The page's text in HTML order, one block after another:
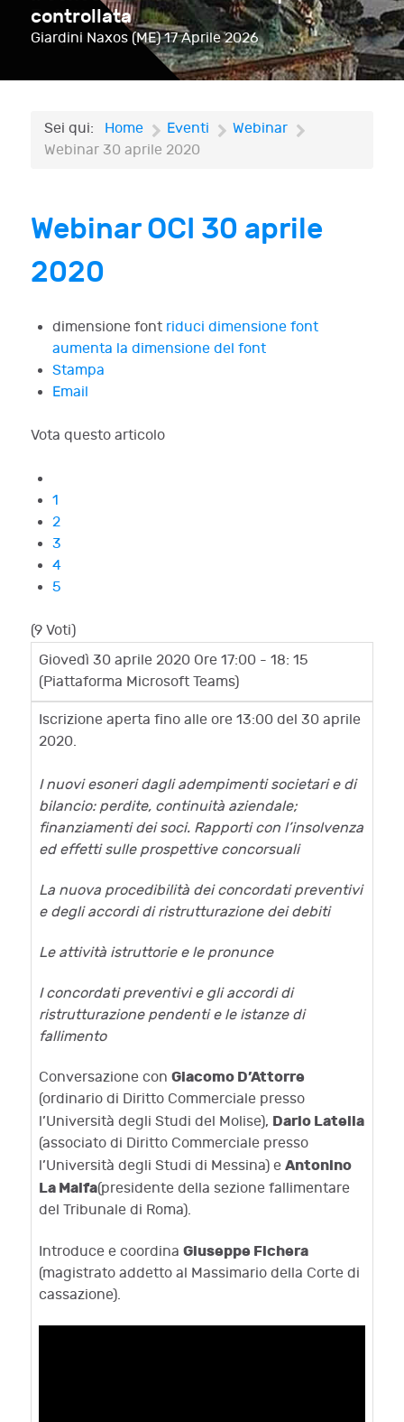
controllata
Giardini Naxos (ME) 17 Aprile 2026
Sei qui: Home Eventi
Webinar
Webinar 30 aprile 2020
Webinar OCI 30 aprile
2020
dimensione font riduci dimensione font
aumenta la dimensione del font
Stampa
Email
Vota questo articolo
1
2
3
4
5
(9 Voti)
Giovedì 30 aprile 2020 Ore 17:00 - 18: 15
(Piattaforma Microsoft Teams)
Iscrizione aperta fino alle ore 13:00 del 30 aprile
2020.
I nuovi esoneri dagli adempimenti societari e di
bilancio: perdite, continuità aziendale;
finanziamenti dei soci. Rapporti con l’insolvenza
ed effetti sulle prospettive concorsuali
La nuova procedibilità dei concordati preventivi
e degli accordi di ristrutturazione dei debiti
Le attività istruttorie e le pronunce
I concordati preventivi e gli accordi di
ristrutturazione pendenti e le istanze di
fallimento
Conversazione con Giacomo D’Attorre
(ordinario di Diritto Commerciale presso
l’Università degli Studi del Molise), Dario Latella
(associato di Diritto Commerciale presso
l’Università degli Studi di Messina) e Antonino
La Malfa(presidente della sezione fallimentare
del Tribunale di Roma).
Introduce e coordina Giuseppe Fichera
(magistrato addetto al Massimario della Corte di
cassazione).